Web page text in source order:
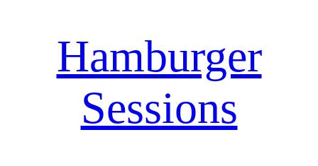
Hamburger
Sessions